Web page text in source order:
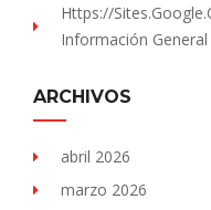
Https://
Información
ARCHIVOS
abril 2026
marzo 2026